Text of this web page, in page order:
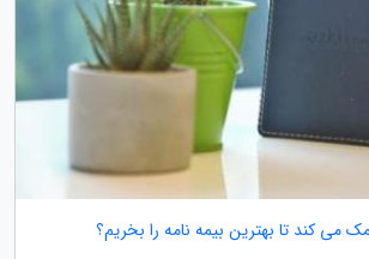
می کند تا بهترین بیمه نامه را بخریم؟